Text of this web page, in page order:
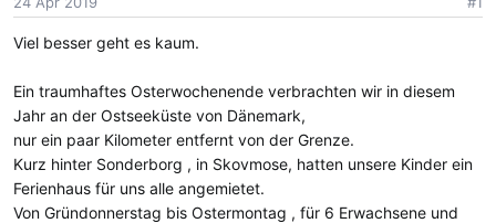
e
r
t
a
Viel besser geht es kaum.
Ein traumhaftes Osterwochenende verbrachten wir in diesem
Jahr an der Ostseeküste von Dänemark,
nur ein paar Kilometer entfernt von der Grenze.
Kurz hinter Sonderborg , in Skovmose, hatten unsere Kinder ein
Ferienhaus für uns alle angemietet.
Von Gründonnerstag bis Ostermontag , für 6 Erwachsene und